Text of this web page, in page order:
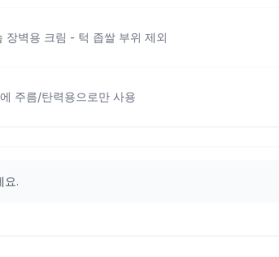
장벽용 크림 - 턱 좁쌀 부위 제외
주름/탄력용으로만 사용
요.